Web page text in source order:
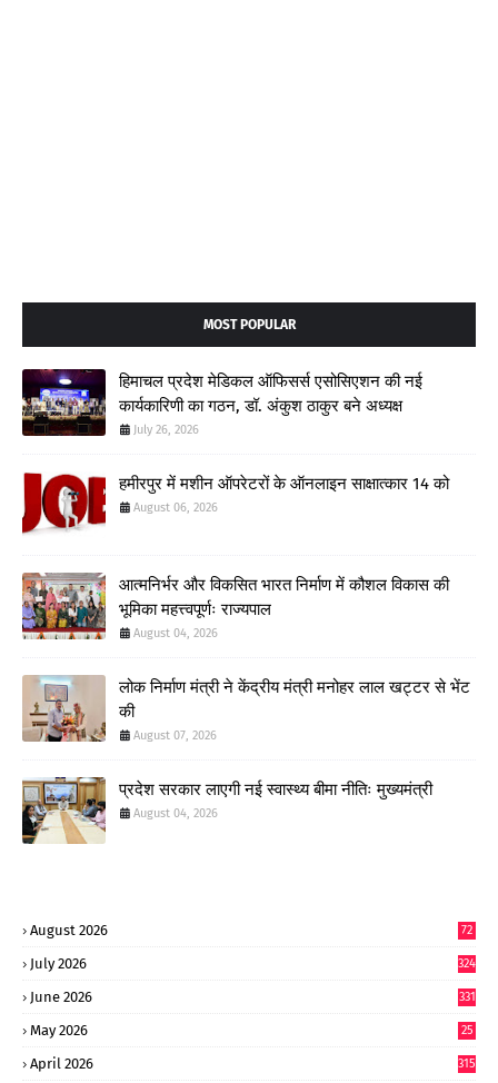
MOST POPULAR
हिमाचल प्रदेश मेडिकल ऑफिसर्स एसोसिएशन की नई
कार्यकारिणी का गठन, डॉ. अंकुश ठाकुर बने अध्यक्ष
July 26, 2026
हमीरपुर में मशीन ऑपरेटरों के ऑनलाइन साक्षात्कार 14 को
August 06, 2026
आत्मनिर्भर और विकसित भारत निर्माण में कौशल विकास की
भूमिका महत्त्वपूर्णः राज्यपाल
August 04, 2026
लोक निर्माण मंत्री ने केंद्रीय मंत्री मनोहर लाल खट्टर से भेंट
की
August 07, 2026
प्रदेश सरकार लाएगी नई स्वास्थ्य बीमा नीतिः मुख्यमंत्री
August 04, 2026
August 2026 72
July 2026 324
June 2026 331
May 2026
25
April 2026 315